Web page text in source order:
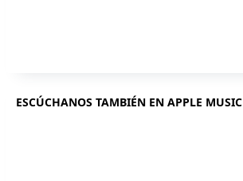
ESCÚCHANOS TAMBIÉN EN APPLE MUSIC